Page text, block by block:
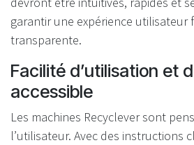
garantir une expérience utilisateur
transparente.
Facilité d’utilisation et
accessible
Les machines Recyclever sont
l’utilisateur. Avec des instructions